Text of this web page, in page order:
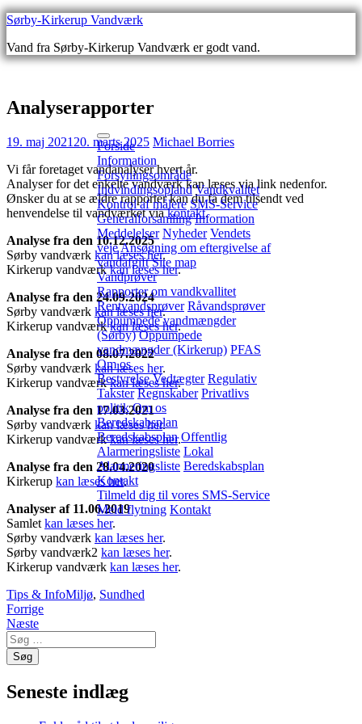
Gå
til
indhold
Sørby-Kirkerup Vandværk
Vand fra Sørby-Kirkerup Vandværk er godt vand.
Forside
Information
Forsyningsområde
Indvindingsopland Vandkvalitet
Kontrol af målere SMS-Service
Generalforsamling Information
Meddelelser Nyheder Vendets
vejeAnsøgning om eftergivelse af
vandafgift Site map
Vandprøver
Rapporter om vandkvallitet
Rentvandsprøver Råvandsprøver
Oppumpede vandmængder
(Sørby) Oppumpede
vandmængder (Kirkerup) PFAS
Om os
Bestyrelse Vedtægter Regulativ
Takster Regnskaber Privatlivs
politik Om os
Beredskabsplan
Beredskabsplan Offentlig
Alarmeringsliste Lokal
Alarmeringsliste Beredskabsplan
Kontakt
Tilmeld dig til vores SMS-Service
Meld flytning Kontakt
Analyserapporter
19. maj 2021 20. marts 2025 Michael Borries
Vi får foretaget vandanalyser hvert år.
Analyser for det enkelte vandværk kan læses via link nedenfor.
Ønsker du at se ældre rapporter kan du få dem tilsendt ved
henvendelse til vandværket viakontakt.
Analyse fra den 10.12.2025
Sørby vandværk kan læses her.
Kirkerup vandværkkan læses her.
Analyse fra den 24.09.2024
Sørby vandværk kan læses her.
Kirkerup vandværkkan læses her.
Analyse fra den 08.07.2022
Sørby vandværk kan læses her.
Kirkerup vandværkkan læses her.
Analyse fra den 17.03.2021
Sørby vandværk kan læses her.
Kirkerup vandværkkan læses her.
Analyse fra den 28.04.2020
Kirkerup kan læses her.
Analyser af 11.06.2019
Samlet kan læses her.
Sørby vandværk kan læses her.
Sørby vandværk2 kan læses her.
Kirkerup vandværk kan læses her.
Tips & InfoMiljø, Sundhed
Indlægsnavigation
Forrige
Næste
Seneste indlæg